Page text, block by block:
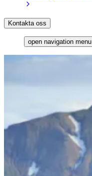
Kontakta oss
open navigation menu